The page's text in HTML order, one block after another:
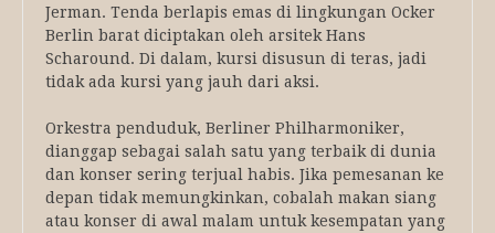
Jerman. Tenda berlapis emas di lingkungan Ocker
Berlin barat diciptakan oleh arsitek Hans
Scharound. Di dalam, kursi disusun di teras, jadi
tidak ada kursi yang jauh dari aksi.
Orkestra penduduk, Berliner Philharmoniker,
dianggap sebagai salah satu yang terbaik di dunia
dan konser sering terjual habis. Jika pemesanan ke
depan tidak memungkinkan, cobalah makan siang
atau konser di awal malam untuk kesempatan yang